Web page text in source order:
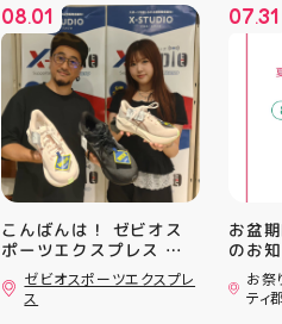
08.01
こんばんは！ ゼビオス
ポーツエクスプレス ア
ティ郡山です🦭 ・ ★本
日のラジオ★は アシッ
クスからランニングシュ
ゼビオスポーツエクスプレ
ス
ーポ
ース
です
りの
ので
キャ
#歯の
07.31
お盆
のお知らせ
用い
ざい
(水)
お祭
ティ